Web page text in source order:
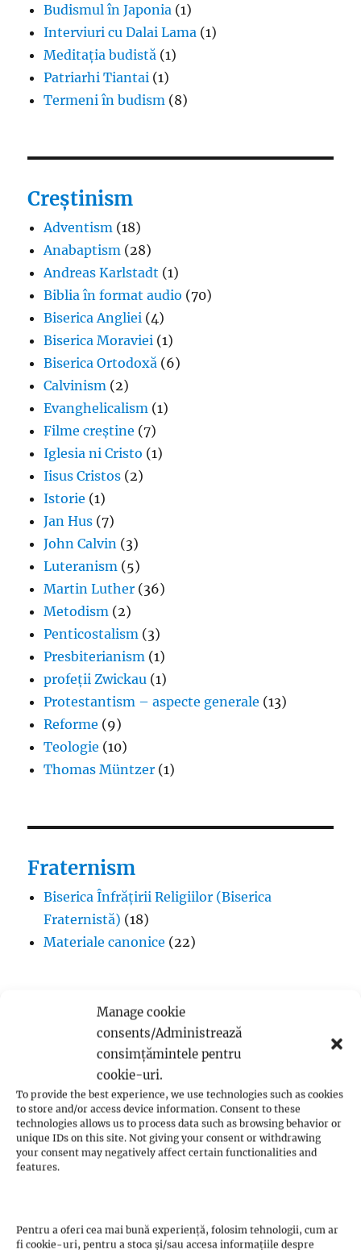
Manage cookie
consents/Administrează
consimțămintele pentru
cookie-uri.
To provide the best experience, we use technologies such as cookies
to store and/or access device information. Consent to these
technologies allows us to process data such as browsing behavior or
unique IDs on this site. Not giving your consent or withdrawing
your consent may negatively affect certain functionalities and
features.
Pentru a oferi cea mai bună experiență, folosim tehnologii, cum ar
fi cookie-uri, pentru a stoca și/sau accesa informațiile despre
Budismul în Japonia (1)
Interviuri cu Dalai Lama (1)
Meditația budistă (1)
Patriarhi Tiantai (1)
Termeni în budism (8)
Creștinism
Adventism (18)
Anabaptism (28)
Andreas Karlstadt (1)
Biblia în format audio (70)
Biserica Angliei (4)
Biserica Moraviei (1)
Biserica Ortodoxă (6)
Calvinism (2)
Evanghelicalism (1)
Filme creștine (7)
Iglesia ni Cristo (1)
Iisus Cristos (2)
Istorie (1)
Jan Hus (7)
John Calvin (3)
Luteranism (5)
Martin Luther (36)
Metodism (2)
Penticostalism (3)
Presbiterianism (1)
profeții Zwickau (1)
Protestantism – aspecte generale (13)
Reforme (9)
Teologie (10)
Thomas Müntzer (1)
Fraternism
Biserica Înfrățirii Religiilor (Biserica
Fraternistă) (18)
Materiale canonice (22)
Toate articolele
No sub-categories
Filozofie
Hegel despre spiritul absolut(1)